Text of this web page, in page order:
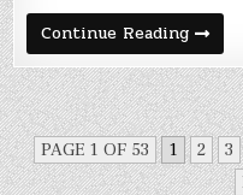
Continue ReadingBlog
110
:
‘ตลาด
หมี
คือ
บท
ทดสอบ
พฤติกร
PAGE 1 OF 53 1 2 3